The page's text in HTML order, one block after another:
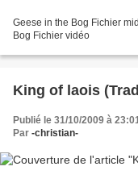
Geese in the Bog Fichier
Bog Fichier vidéo
King of laois
Publié le 31/10/2009 à
Par -christian-